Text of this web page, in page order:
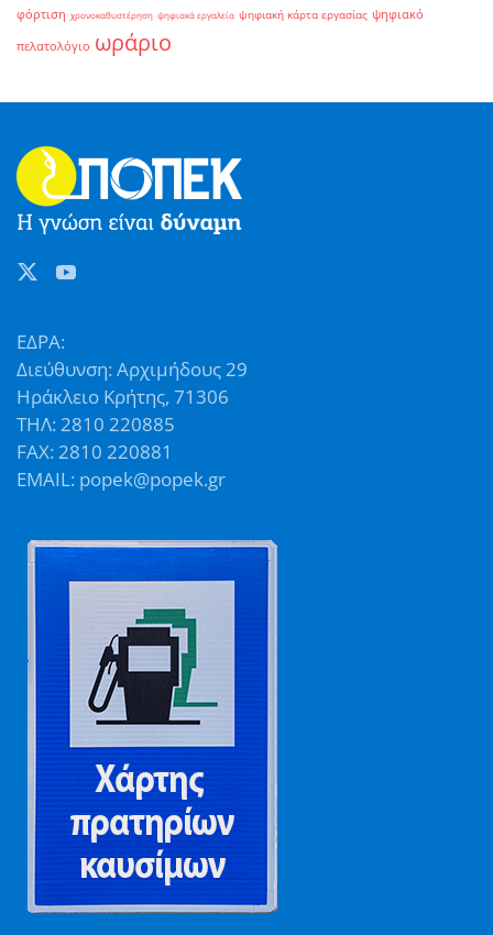
φόρτιση χρονοκαθυστέρηση ψηφιακά εργαλεία ψηφιακή κάρτα εργασίας ψηφιακό
πελατολόγιο ωράριο
ΕΔΡΑ:
Διεύθυνση: Αρχιμήδους 29
Ηράκλειο Κρήτης, 71306
ΤΗΛ: 2810 220885
FAX: 2810 220881
EMAIL: popek@popek.gr